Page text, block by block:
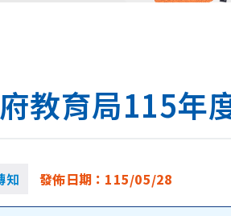
教育局115年
知 發佈日期： 115/05/28